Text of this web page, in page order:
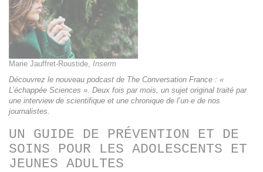
Marie Jauffret-Roustide, Inserm
Découvrez le nouveau podcast de The Conversation France : «
L’échappée Sciences ». Deux fois par mois, un sujet original traité par
une interview de scientifique et une chronique de l’un·e de nos
journalistes.
UN GUIDE DE PRÉVENTION ET DE
SOINS POUR LES ADOLESCENTS ET
JEUNES ADULTES